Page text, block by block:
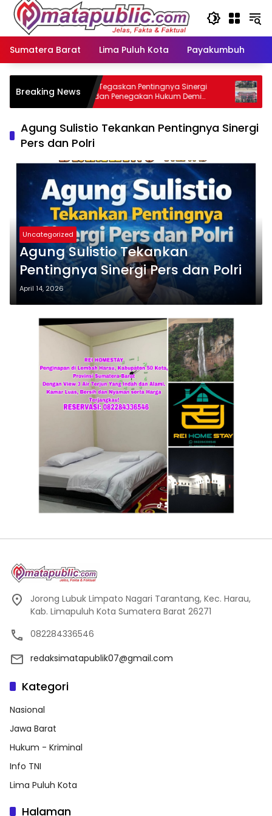
Langsung
konten
Sumatera Barat
Lima Puluh Kota Payakumbuh
Breaking NewsGMOCT Tegaskan Pentingnya Sinergi
Media dan Penegakan Hukum Demi
Masa Depan Kabupaten Limapuluh Kota
Warga
Agung Sulistio Tekankan Pentingnya Sinergi
Pers dan Polri
Uncategorized
Agung Sulistio Tekankan
Pentingnya Sinergi Pers dan Polri
April 14, 2026
Jorong Lubuk Limpato Nagari Tarantang, Kec. Harau,
Kab. Limapuluh Kota Sumatera Barat 26271
082284336546
redaksimatapublik07@gmail.com
Kategori
Nasional
Jawa Barat
Hukum - Kriminal
Info TNI
Lima Puluh Kota
Halaman